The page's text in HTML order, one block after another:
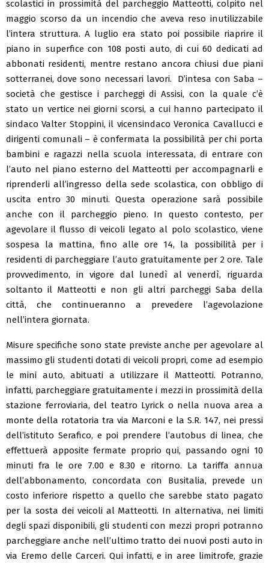
scolastici in prossimità del parcheggio Matteotti, colpito nel
maggio scorso da un incendio che aveva reso inutilizzabile
l’intera struttura. A luglio era stato poi possibile riaprire il
piano in superfice con 108 posti auto, di cui 60 dedicati ad
abbonati residenti, mentre restano ancora chiusi due piani
sotterranei, dove sono necessari lavori. D’intesa con Saba –
società che gestisce i parcheggi di Assisi, con la quale c’è
stato un vertice nei giorni scorsi, a cui hanno partecipato il
sindaco Valter Stoppini, il vicensindaco Veronica Cavallucci e
dirigenti comunali – è confermata la possibilità per chi porta
bambini e ragazzi nella scuola interessata, di entrare con
l’auto nel piano esterno del Matteotti per accompagnarli e
riprenderli all’ingresso della sede scolastica, con obbligo di
uscita entro 30 minuti. Questa operazione sarà possibile
anche con il parcheggio pieno. In questo contesto, per
agevolare il flusso di veicoli legato al polo scolastico, viene
sospesa la mattina, fino alle ore 14, la possibilità per i
residenti di parcheggiare l’auto gratuitamente per 2 ore. Tale
provvedimento, in vigore dal lunedì al venerdì, riguarda
soltanto il Matteotti e non gli altri parcheggi Saba della
città, che continueranno a prevedere l’agevolazione
nell’intera giornata.
Misure specifiche sono state previste anche per agevolare al
massimo gli studenti dotati di veicoli propri, come ad esempio
le mini auto, abituati a utilizzare il Matteotti. Potranno,
infatti, parcheggiare gratuitamente i mezzi in prossimità della
stazione ferroviaria, del teatro Lyrick o nella nuova area a
monte della rotatoria tra via Marconi e la S.R. 147, nei pressi
dell’istituto Serafico, e poi prendere l’autobus di linea, che
effettuerà apposite fermate proprio qui, passando ogni 10
minuti fra le ore 7.00 e 8.30 e ritorno. La tariffa annua
dell’abbonamento, concordata con Busitalia, prevede un
costo inferiore rispetto a quello che sarebbe stato pagato
per la sosta dei veicoli al Matteotti. In alternativa, nei limiti
degli spazi disponibili, gli studenti con mezzi propri potranno
parcheggiare anche nell’ultimo tratto dei nuovi posti auto in
via Eremo delle Carceri. Qui infatti, e in aree limitrofe, grazie